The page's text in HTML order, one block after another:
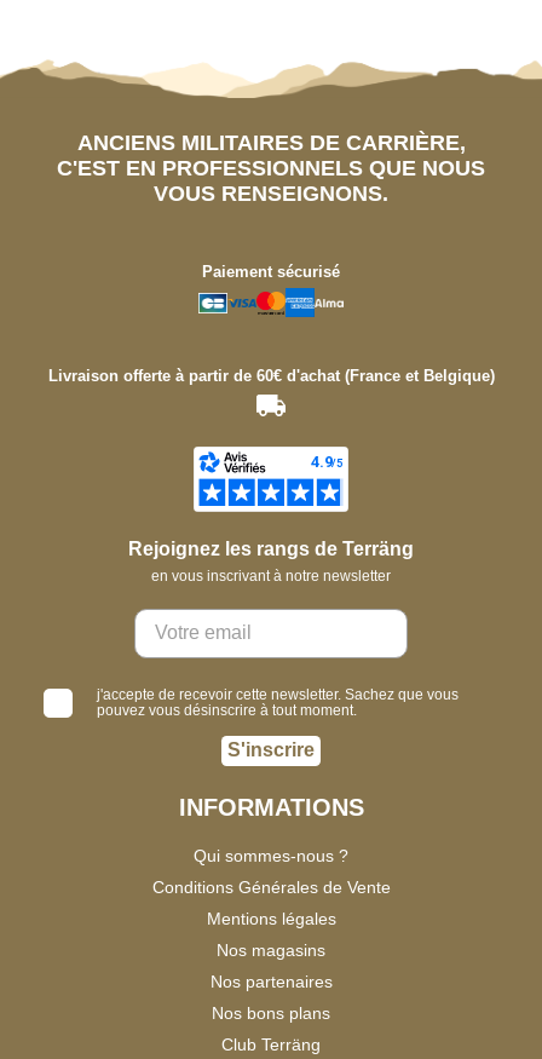
ANCIENS MILITAIRES DE CARRIÈRE,
C'EST EN PROFESSIONNELS QUE NOUS
VOUS RENSEIGNONS.
Paiement sécurisé
Livraison offerte à partir de 60€ d'achat (France et Belgique)
Rejoignez les rangs de Terräng
en vous inscrivant à notre newsletter
j'accepte de recevoir cette newsletter. Sachez que vous
pouvez vous désinscrire à tout moment.
S'inscrire
INFORMATIONS
Qui sommes-nous ?
Conditions Générales de Vente
Mentions légales
Nos magasins
Nos partenaires
Nos bons plans
Club Terräng